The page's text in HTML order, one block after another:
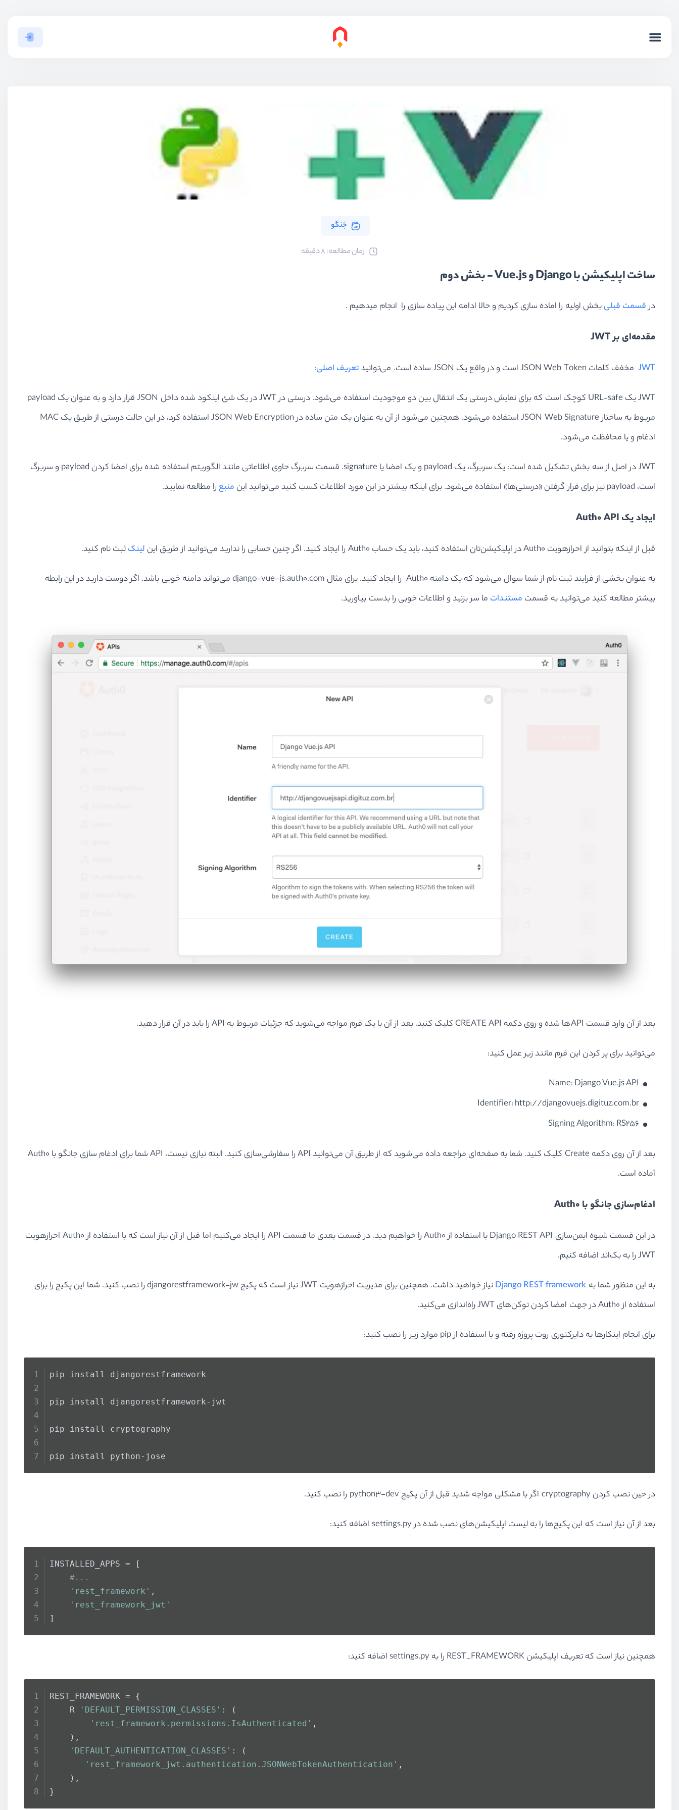
جَنگو
ﺯﻣﺎﻥ ﻣﻄﺎﻟﻌﻪ: 8 دقیقه
ساخت اپلیکیشن با Django و Vue.js - بخش دوم
درقسمت قبلیبخش اولیه را اماده سازی کردیم و حالا ادامه این پیاده سازی را انجام میدهیم .
مقدمه‌ای بر JWT
JWT مخفف کلمات JSON Web Token است و در واقع یک JSON ساده است. می‌توانید تعریف اصلی:
JWT یک URL-safe کوچک است که برای نمایش درستی یک انتقال بین دو موجودیت استفاده می‌شود. درستی در JWT در یک شئ اینکود شده داخل JSON قرار دارد و به عنوان یک payload
مربوط به ساختار JSON Web Signature استفاده می‌شود. همچنین می‌شود از آن به عنوان یک متن ساده در JSON Web Encryption استفاده کرد، در این حالت درستی از طریق یک MAC
ادغام و یا محافظت می‌شود.
JWT در اصل از سه بخش تشکیل شده است: یک سربرگ، یک payload و یک امضا یا signature. قسمت سربرگ حاوی اطلاعاتی مانند الگوریتم استفاده شده برای امضا کردن payload و سربرگ
است، payload نیز برای قرار گرفتن «درستی‌ها» استفاده می‌شود. برای اینکه بیشتر در این مورد اطلاعات کسب کنید می‌توانید این
منبع را مطالعه نمایید.
ایجاد یک Auth0 API
قبل از اینکه بتوانید از احرازهویت Auth0 در اپلیکیشن‌تان استفاده کنید، باید یک حساب Auth0 را ایجاد کنید. اگر چنین حسابی را ندارید می‌توانید از طریق این لینکثبت نام کنید.
به عنوان بخشی از فرایند ثبت نام از شما سوال می‌شود که یک دامنه Auth0 را ایجاد کنید. برای مثال django-vue-js.auth0.com می‌تواند دامنه خوبی باشد. اگر دوست دارید در این رابطه
بیشتر مطالعه کنید می‌توانید به قسمت مستندات ما سر بزنید و اطلاعات خوبی را بدست بیاورید.
بعد از آن وارد قسمت APIها شده و روی دکمه CREATE API کلیک کنید. بعد از آن با یک فرم مواجه می‌شوید که جزئیات مربوط به API را باید در آن قرار دهید.
می‌توانید برای پر کردن این فرم مانند زیر عمل کنید:
Name: Django Vue.js API
Identifier: http://djangovuejs.digituz.com.br
Signing Algorithm: RS256
بعد از آن روی دکمه Create کلیک کنید. شما به صفحه‌ای مراجعه داده می‌شوید که از طریق آن می‌توانید API را سفارشی‌سازی کنید. البته نیازی نیست، API شما برای ادغام سازی جانگو با Auth0
آماده است.
ادغام‌سازی جانگو با Auth0
در این قسمت شیوه ایمن‌سازی Django REST API با استفاده از Auth0 را خواهیم دید. در قسمت بعدی ما قسمت API را ایجاد می‌کنیم اما قبل از آن نیاز است که با استفاده از Auth0 احرازهویت
JWT را به بک‌اند اضافه کنیم.
به این منظور شما به Django REST framework
نیاز خواهید داشت. همچنین برای مدیریت احرازهویت JWT نیاز است که پکیج djangorestframework-jw را نصب کنید. شما این پکیج را برای
استفاده از Auth0 در جهت امضا کردن توکن‌های JWT راه‌اندازی می‌کنید.
برای انجام اینکارها به دایرکتوری روت پروژه رفته و با استفاده از pip موارد زیر را نصب کنید:
pip install djangorestframework
pip install djangorestframework-jwt
pip install cryptography
pip install python-jose
در حین نصب کردن cryptography اگر با مشکلی مواجه شدید قبل از آن پکیج python3-dev را نصب کنید.
بعد از آن نیاز است که این پکیج‌ها را به لیست اپلیکیشن‌های نصب شده در settings.py اضافه کنید:
INSTALLED_APPS = [
#...
'rest_framework' ,
'rest_framework_jwt'
]
همچنین نیاز است که تعریف اپلیکیشن REST_FRAMEWORK را به settings.py اضافه کنید:
REST_FRAMEWORK = {
    R
'DEFAULT_PERMISSION_CLASSES' : (
'rest_framework.permissions.IsAuthenticated' ,
    ),
'DEFAULT_AUTHENTICATION_CLASSES' : (
'rest_framework_jwt.authentication.JSONWebTokenAuthentication' ,
    ),
}